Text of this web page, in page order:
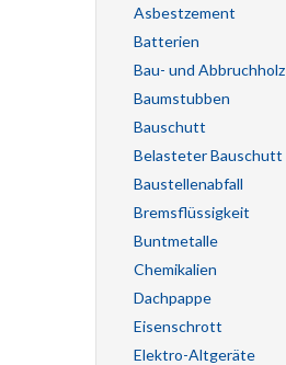
Asbestzement
Batterien
Bau- und Abbruchholz
Baumstubben
Bauschutt
Belasteter Bauschutt
Baustellenabfall
Bremsflüssigkeit
Buntmetalle
Chemikalien
Dachpappe
Eisenschrott
Elektro-Altgeräte